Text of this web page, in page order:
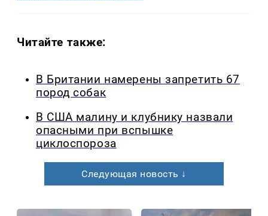
Читайте также:
В Британии намерены запретить 67
пород собак
В США малину и клубнику назвали
опасными при вспышке
циклоспороза
Следующая новость ↓